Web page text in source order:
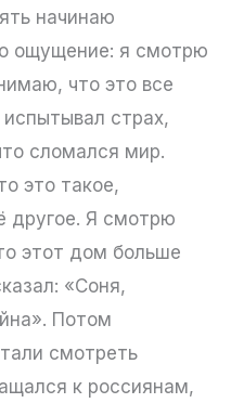
начинаю
ощущение: я смотрю
что это все
страх,
сломался мир.
это такое,
другое. Я смотрю
этот дом больше
«Соня,
Потом
смотреть
к россиянам,